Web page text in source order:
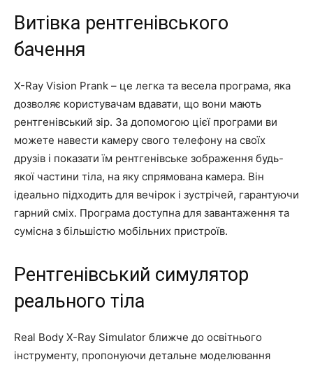
Витівка рентгенівського
бачення
X-Ray Vision Prank – це легка та весела програма, яка
дозволяє користувачам вдавати, що вони мають
рентгенівський зір. За допомогою цієї програми ви
можете навести камеру свого телефону на своїх
друзів і показати їм рентгенівське зображення будь-
якої частини тіла, на яку спрямована камера. Він
ідеально підходить для вечірок і зустрічей, гарантуючи
гарний сміх. Програма доступна для завантаження та
сумісна з більшістю мобільних пристроїв.
Рентгенівський симулятор
реального тіла
Real Body X-Ray Simulator ближче до освітнього
інструменту, пропонуючи детальне моделювання